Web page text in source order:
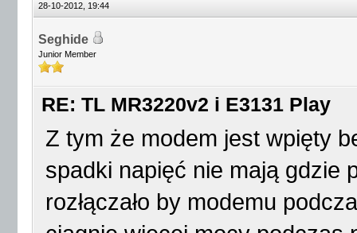
28-10-2012, 19:44
Seghide
Junior Member
RE: TL MR3220v2 i E3131 Play
Z tym że modem jest wpięty
spadki napięć nie mają gdzie
rozłączało by modemu